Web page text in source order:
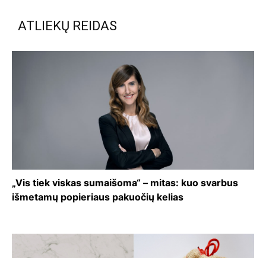
ATLIEKŲ REIDAS
„Vis tiek viskas sumaišoma“ – mitas: kuo svarbus
išmetamų popieriaus pakuočių kelias